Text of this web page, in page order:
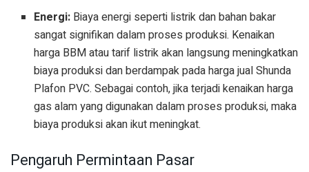
Energi: Biaya energi seperti listrik dan bahan bakar
sangat signifikan dalam proses produksi. Kenaikan
harga BBM atau tarif listrik akan langsung meningkatkan
biaya produksi dan berdampak pada harga jual Shunda
Plafon PVC. Sebagai contoh, jika terjadi kenaikan harga
gas alam yang digunakan dalam proses produksi, maka
biaya produksi akan ikut meningkat.
Pengaruh Permintaan Pasar